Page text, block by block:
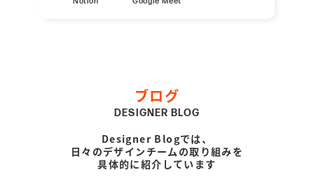
ブログ
DESIGNER BLOG
Designer Blogでは、
日々のデザインチームの取り組みを
具体的に紹介しています